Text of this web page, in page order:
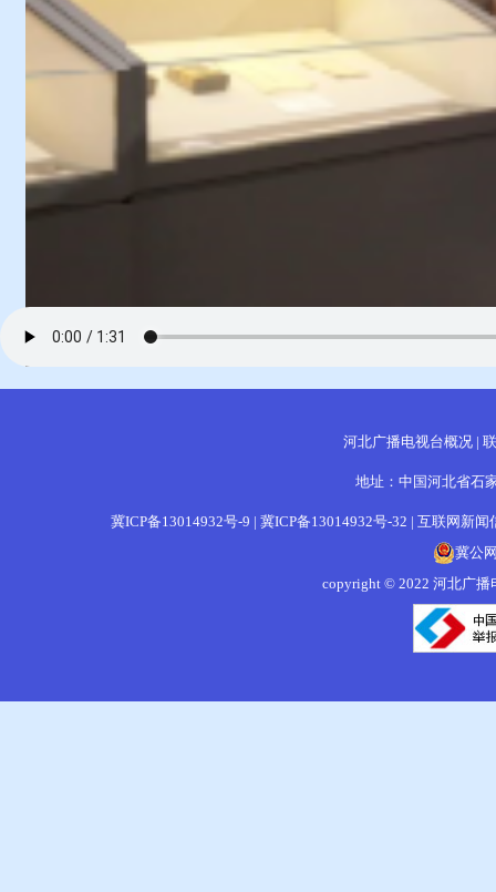
河北广播电视台概况|
地址：中国河北省石
冀ICP备13014932号-9 | 冀ICP备13014932号-32 | 互联网新闻
冀公
copyright © 2022 河北广